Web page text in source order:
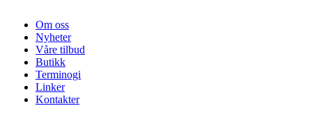
Om oss
Nyheter
Våre tilbud
Butikk
Terminogi
Linker
Kontakter